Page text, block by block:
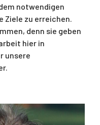
notwendigen
Ziele zu erreichen.
denn sie geben
hier in
unsere